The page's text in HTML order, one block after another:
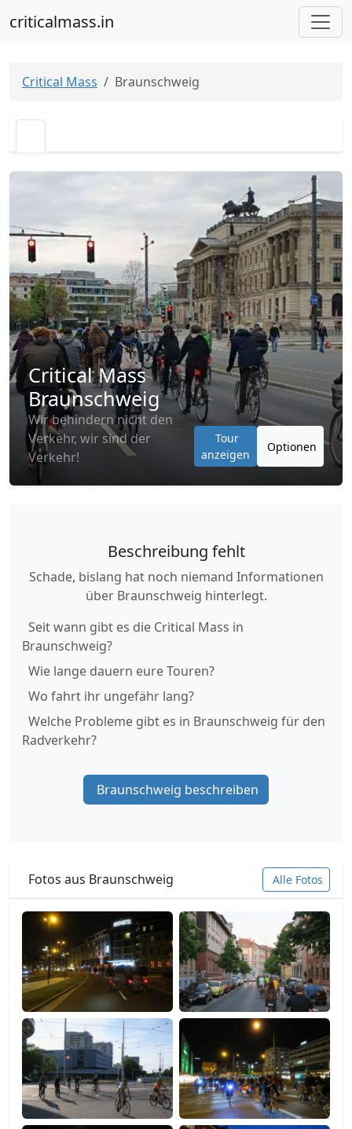
criticalmass.in
Critical Mass Braunschweig
Critical Mass
Braunschweig
Wir behindern nicht den
Verkehr, wir sind der
Verkehr!
Tour
anzeigen
Optionen
Beschreibung fehlt
Schade, bislang hat noch niemand Informationen
über Braunschweig hinterlegt.
Seit wann gibt es die Critical Mass in
Braunschweig?
Wie lange dauern eure Touren?
Wo fahrt ihr ungefähr lang?
Welche Probleme gibt es in Braunschweig für den
Radverkehr?
Braunschweig beschreiben
Fotos aus Braunschweig Alle Fotos